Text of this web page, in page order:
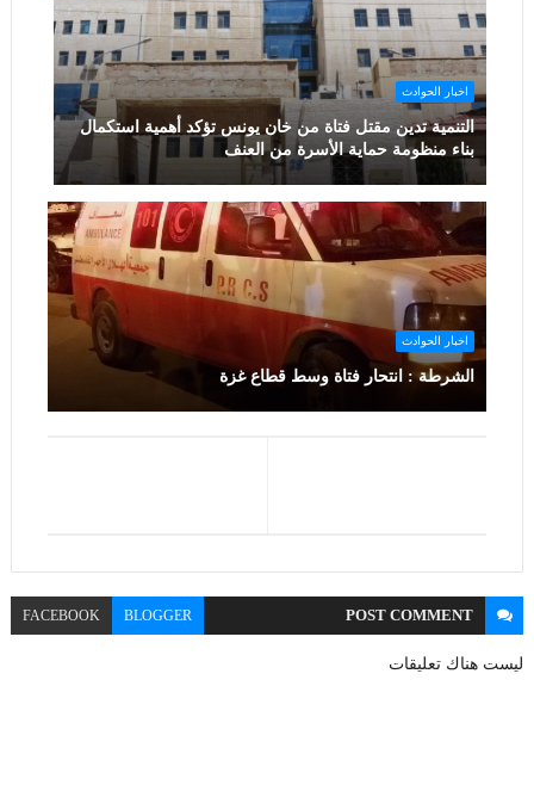
اخبار الحوادث
التنمية تدين مقتل فتاة من خان يونس تؤكد أهمية استكمال
بناء منظومة حماية الأسرة من العنف
اخبار الحوادث
الشرطة : انتحار فتاة وسط قطاع غزة
POSTCOMMENT
BLOGGER
FACEBOOK
ليست هناك تعليقات